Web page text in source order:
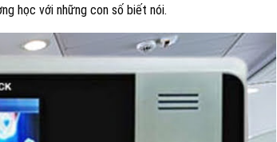
học với những con số biết nói.